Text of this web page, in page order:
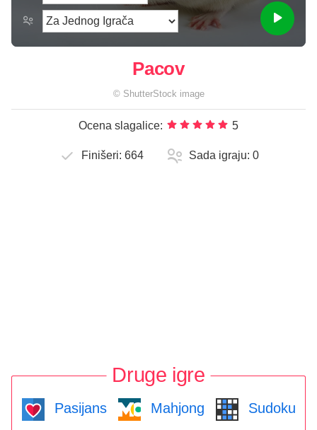
Pacov
© ShutterStock image
Ocena slagalice: 5
Finišeri: 664 Sada igraju: 0
Druge igre
Pasijans Mahjong Sudoku